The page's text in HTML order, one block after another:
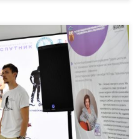
яркий семейный фестиваль
Всероссийскому Дню отца!
«Росмолодежь.Гранты», что
с разнообразными
участие в […]